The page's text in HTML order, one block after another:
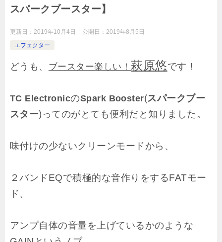
スパークブースター】
更新日： 2019年10月4日 公開日： 2019年8月5日
エフェクター
どうも、 ブースター楽しい！ 萩原悠です！
TC ElectronicのSpark Booster(スパークブー
スター)ってのがとても便利だと知りました。
味付けの少ないクリーンモードから、
２バンドEQで積極的な音作りをするFATモー
ド、
アンプ自体の音量を上げているかのような